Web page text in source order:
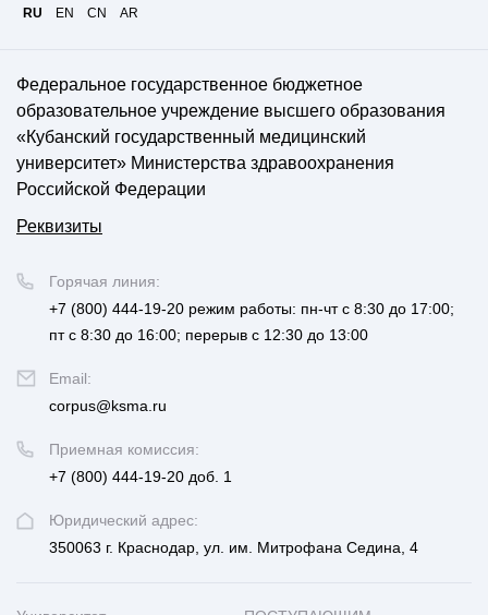
RU EN CN AR
Федеральное государственное бюджетное
образовательное учреждение высшего образования
«Кубанский государственный медицинский
университет» Министерства здравоохранения
Российской Федерации
Реквизиты
Юридический адрес:
350063 г. Краснодар, ул. им. Митрофана Седина, 4
Приемная комиссия:
+7 (800) 444-19-20 доб. 1
Горячая линия:
+7 (800) 444-19-20 режим работы: пн-чт с 8:30 до 17:00;
пт с 8:30 до 16:00; перерыв с 12:30 до 13:00
Email:
corpus@ksma.ru